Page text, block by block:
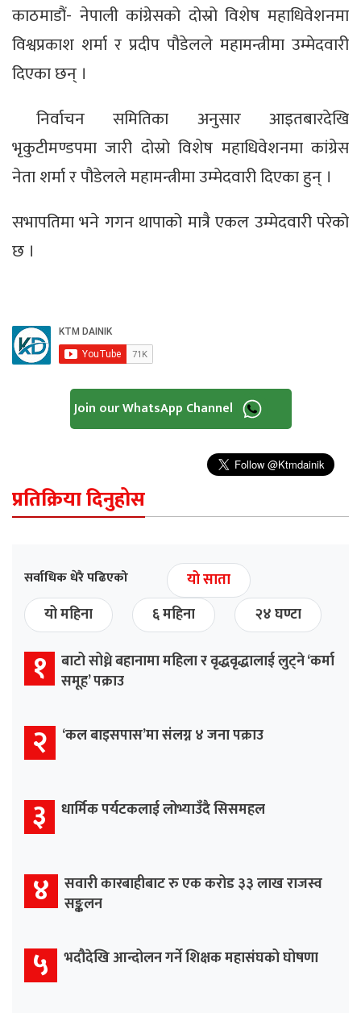
काठमाडौं- नेपाली कांग्रेसको दोस्रो विशेष महाधिवेशनमा
विश्वप्रकाश शर्मा र प्रदीप पौडेलले महामन्त्रीमा उम्मेदवारी
दिएका छन् ।
निर्वाचन समितिका अनुसार आइतबारदेखि
भृकुटीमण्डपमा जारी दोस्रो विशेष महाधिवेशनमा कांग्रेस
नेता शर्मा र पौडेलले महामन्त्रीमा उम्मेदवारी दिएका हुन् ।
सभापतिमा भने गगन थापाको मात्रै एकल उम्मेदवारी परेको
छ ।
Join our WhatsApp Channel
प्रतिक्रिया दिनुहोस
सर्वाधिक धेरै पढिएको
यो साता
यो महिना
६ महिना २४ घण्टा
१ बाटो सोध्ने बहानामा महिला र वृद्धवृद्धालाई लुट्ने ‘कर्मा
समूह’ पक्राउ
२ ‘कल बाइसपास’मा संलग्न ४ जना पक्राउ
३ धार्मिक पर्यटकलाई लोभ्याउँदै सिसमहल
४ सवारी कारबाहीबाट रु एक करोड ३३ लाख राजस्व
सङ्कलन
५ भदौदेखि आन्दोलन गर्ने शिक्षक महासंघको घोषणा